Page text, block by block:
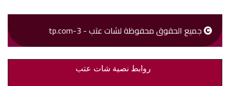
جميع الحقوق محفوظة لشات عتب - 3-tp.com
روابط نصية شات عتب